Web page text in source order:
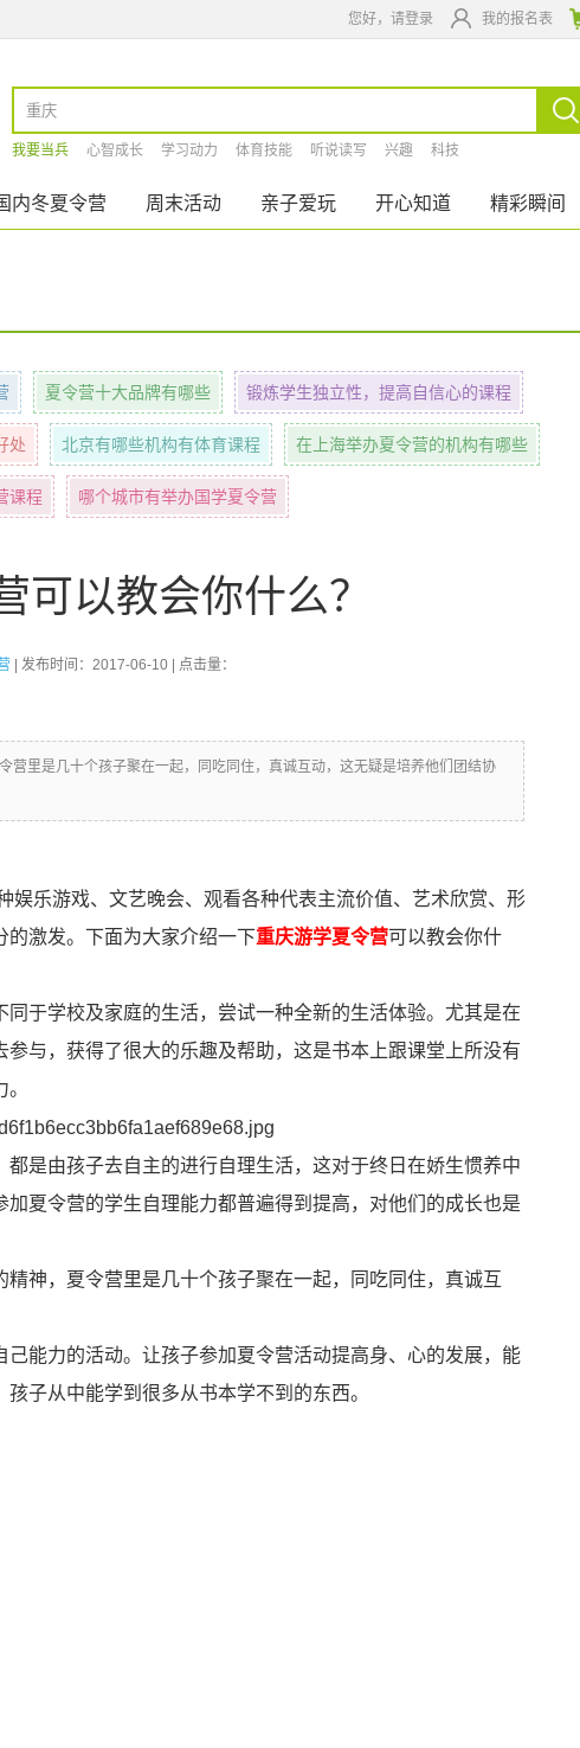
我的报名表
您好，请登录
我要当兵 心智成长 学习动力 体育技能 听说读写 兴趣 科技
内冬夏令营 周末活动 亲子爱玩 开心知道 精彩瞬间
夏令营十大品牌有哪些 锻炼学生独立性，提高自信心的课程
处 北京有哪些机构有体育课程 在上海举办夏令营的机构有哪些
课程 哪个城市有举办国学夏令营
可以教会你什么？
| 发布时间：2017-06-10 | 点击量：
营里是几十个孩子聚在一起，同吃同住，真诚互动，这无疑是培养他们团结协
娱乐游戏、文艺晚会、观看各种代表主流价值、艺术欣赏、形
的激发。下面为大家介绍一下重庆游学夏令营可以教会你什
于学校及家庭的生活，尝试一种全新的生活体验。尤其是在
参与，获得了很大的乐趣及帮助，这是书本上跟课堂上所没有
是由孩子去自主的进行自理生活，这对于终日在娇生惯养中
夏令营的学生自理能力都普遍得到提高，对他们的成长也是
神，夏令营里是几十个孩子聚在一起，同吃同住，真诚互
能力的活动。让孩子参加夏令营活动提高身、心的发展，能
子从中能学到很多从书本学不到的东西。